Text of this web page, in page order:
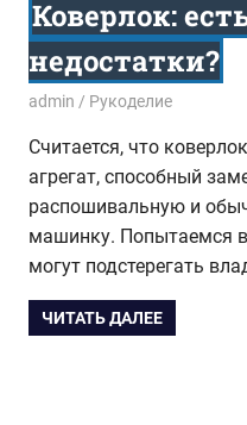
Коверлок:
недостатки?
13.10.2014
admin Рукоделие
Считается, что
агрегат, способный
распошивальную и
машинку. Попытаемся
могут подстерегать
ЧИТАТЬ ДАЛЕЕ